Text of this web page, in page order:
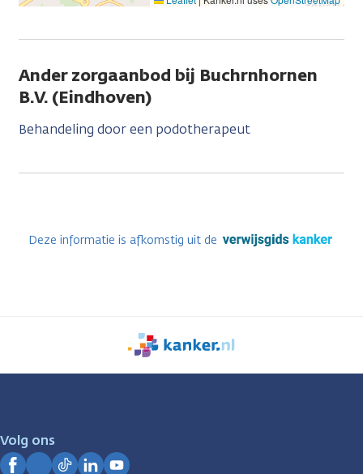
Ander zorgaanbod bij Buchrnhornen
B.V. (Eindhoven)
Behandeling door een podotherapeut
Deze informatie is afkomstig uit de
We
zijn
Volg ons